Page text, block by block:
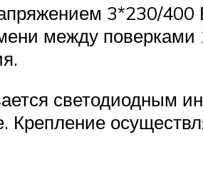
3*230/
между поверками
светодиодным
Крепление